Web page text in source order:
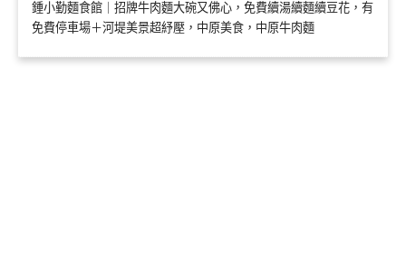
鍾小勤麵食館｜招牌牛肉麵大碗又佛心，免費續湯續麵續豆花，有
免費停車場＋河堤美景超紓壓，中原美食，中原牛肉麵